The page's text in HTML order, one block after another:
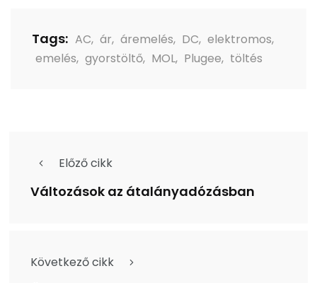
Tags: AC, ár, áremelés, DC, elektromos,
emelés, gyorstöltő, MOL, Plugee, töltés
Előző cikk
Változások az átalányadózásban
Következő cikk